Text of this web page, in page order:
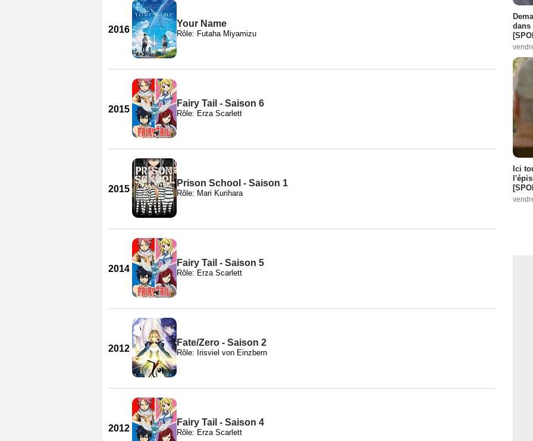
2016
Your Name
Rôle: Futaha Miyamizu
2015
Fairy Tail - Saison 6
Rôle: Erza Scarlett
2015
Prison School - Saison 1
Rôle: Mari Kurihara
2014
Fairy Tail - Saison 5
Rôle: Erza Scarlett
2012
Fate/Zero - Saison 2
Rôle: Irisviel von Einzbern
2012
Fairy Tail - Saison 4
Rôle: Erza Scarlett
dans
Ici